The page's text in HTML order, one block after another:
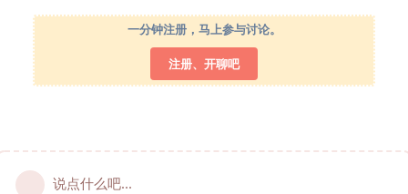
一分钟注册，马上参与讨论。
注册、开聊吧
说点什么吧...